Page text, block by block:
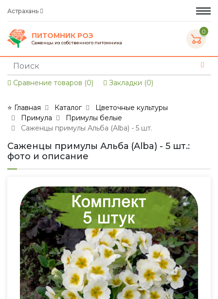
Астрахань
ПИТОМНИК РОЗ
Саженцы из собственного питомника
0
Сравнение товаров (0) Закладки (0)
⭐ Главная Каталог
Цветочные культуры
Примула
Примулы белые
Саженцы примулы Альба (Alba) - 5 шт.
Саженцы примулы Альба (Alba) - 5 шт.:
фото и описание